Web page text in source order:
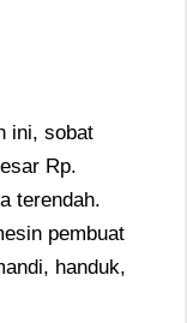
ini, sobat
Rp.
terendah.
pembuat
handuk,